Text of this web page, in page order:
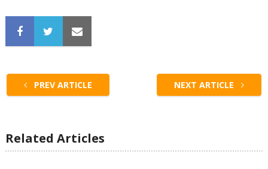
PREV ARTICLE NEXT ARTICLE
Related Articles